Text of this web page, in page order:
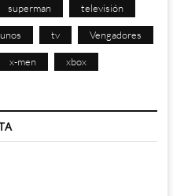
superman televisión
tv Vengadores
x-men xbox